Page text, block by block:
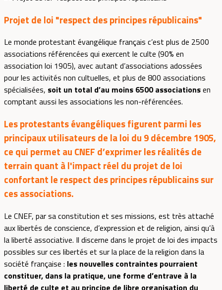
Projet de loi "respect des principes républicains"
Le monde protestant évangélique français c’est plus de 2500
associations référencées qui exercent le culte (90% en
association loi 1905), avec autant d’associations adossées
pour les activités non cultuelles, et plus de 800 associations
spécialisées, soit un total d’au moins 6500 associationsen
comptant aussi les associations les non-référencées.
Les protestants évangéliques figurent parmi les
principaux utilisateurs de la loi du 9 décembre 1905,
ce qui permet au CNEF d’exprimer les réalités de
terrain quant à l'impact réel du projet de loi
confortant le respect des principes républicains sur
ces associations.
Le CNEF, par sa constitution et ses missions, est très attaché
aux libertés de conscience, d’expression et de religion, ainsi qu’à
la liberté associative. Il discerne dans le projet de loi des impacts
possibles sur ces libertés et sur la place de la religion dans la
société française : les nouvelles contraintes pourraient
constituer, dans la pratique, une forme d’entrave à la
liberté de culte et au principe de libre organisation du